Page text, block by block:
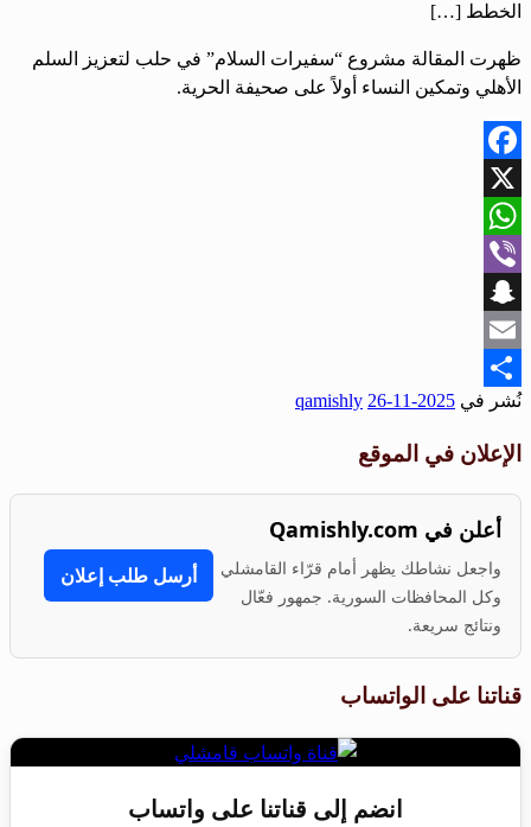
الخطط […]
ظهرت المقالة مشروع “سفيرات السلام” في حلب لتعزيز السلم
الأهلي وتمكين النساء أولاً على صحيفة الحرية.
Facebook
X
WhatsApp
Viber
Snapchat
Email
Share
نُشر في 2025-11-26
qamishly
الإعلان في الموقع
أعلن في Qamishly.com
واجعل نشاطك يظهر أمام قرّاء القامشلي
وكل المحافظات السورية. جمهور فعّال
ونتائج سريعة.
أرسل طلب إعلان
قناتنا على الواتساب
انضم إلى قناتنا على واتساب